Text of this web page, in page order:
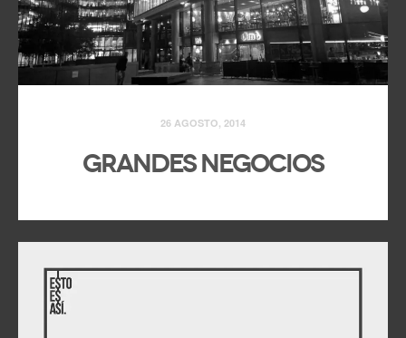
26 AGOSTO, 2014
Grandes negocios